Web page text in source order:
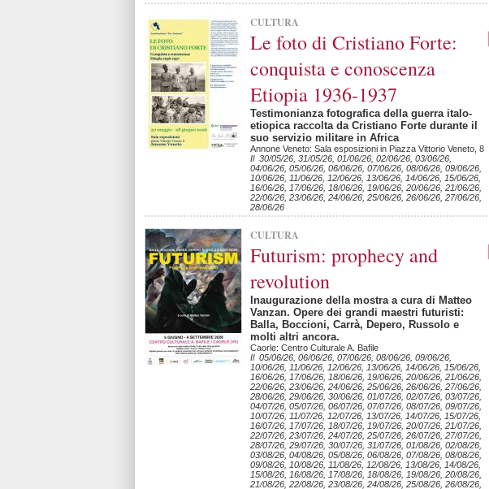
CULTURA
Le foto di Cristiano Forte:
conquista e conoscenza
Etiopia 1936-1937
Testimonianza fotografica della guerra italo-
etiopica raccolta da Cristiano Forte durante il
suo servizio militare in Africa
Annone Veneto: Sala esposizioni in Piazza Vittorio Veneto, 8
Il 30/05/26, 31/05/26, 01/06/26, 02/06/26, 03/06/26,
04/06/26, 05/06/26, 06/06/26, 07/06/26, 08/06/26, 09/06/26,
10/06/26, 11/06/26, 12/06/26, 13/06/26, 14/06/26, 15/06/26,
16/06/26, 17/06/26, 18/06/26, 19/06/26, 20/06/26, 21/06/26,
22/06/26, 23/06/26, 24/06/26, 25/06/26, 26/06/26, 27/06/26,
28/06/26
CULTURA
Futurism: prophecy and
revolution
Inaugurazione della mostra a cura di Matteo
Vanzan. Opere dei grandi maestri futuristi:
Balla, Boccioni, Carrà, Depero, Russolo e
molti altri ancora.
Caorle: Centro Culturale A. Bafile
Il 05/06/26, 06/06/26, 07/06/26, 08/06/26, 09/06/26,
10/06/26, 11/06/26, 12/06/26, 13/06/26, 14/06/26, 15/06/26,
16/06/26, 17/06/26, 18/06/26, 19/06/26, 20/06/26, 21/06/26,
22/06/26, 23/06/26, 24/06/26, 25/06/26, 26/06/26, 27/06/26,
28/06/26, 29/06/26, 30/06/26, 01/07/26, 02/07/26, 03/07/26,
04/07/26, 05/07/26, 06/07/26, 07/07/26, 08/07/26, 09/07/26,
10/07/26, 11/07/26, 12/07/26, 13/07/26, 14/07/26, 15/07/26,
16/07/26, 17/07/26, 18/07/26, 19/07/26, 20/07/26, 21/07/26,
22/07/26, 23/07/26, 24/07/26, 25/07/26, 26/07/26, 27/07/26,
28/07/26, 29/07/26, 30/07/26, 31/07/26, 01/08/26, 02/08/26,
03/08/26, 04/08/26, 05/08/26, 06/08/26, 07/08/26, 08/08/26,
09/08/26, 10/08/26, 11/08/26, 12/08/26, 13/08/26, 14/08/26,
15/08/26, 16/08/26, 17/08/26, 18/08/26, 19/08/26, 20/08/26,
21/08/26, 22/08/26, 23/08/26, 24/08/26, 25/08/26, 26/08/26,